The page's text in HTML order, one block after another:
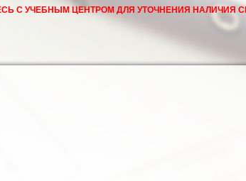
С УЧЕБНЫМ ЦЕНТРОМ ДЛЯ УТОЧНЕНИЯ НАЛИЧИЯ